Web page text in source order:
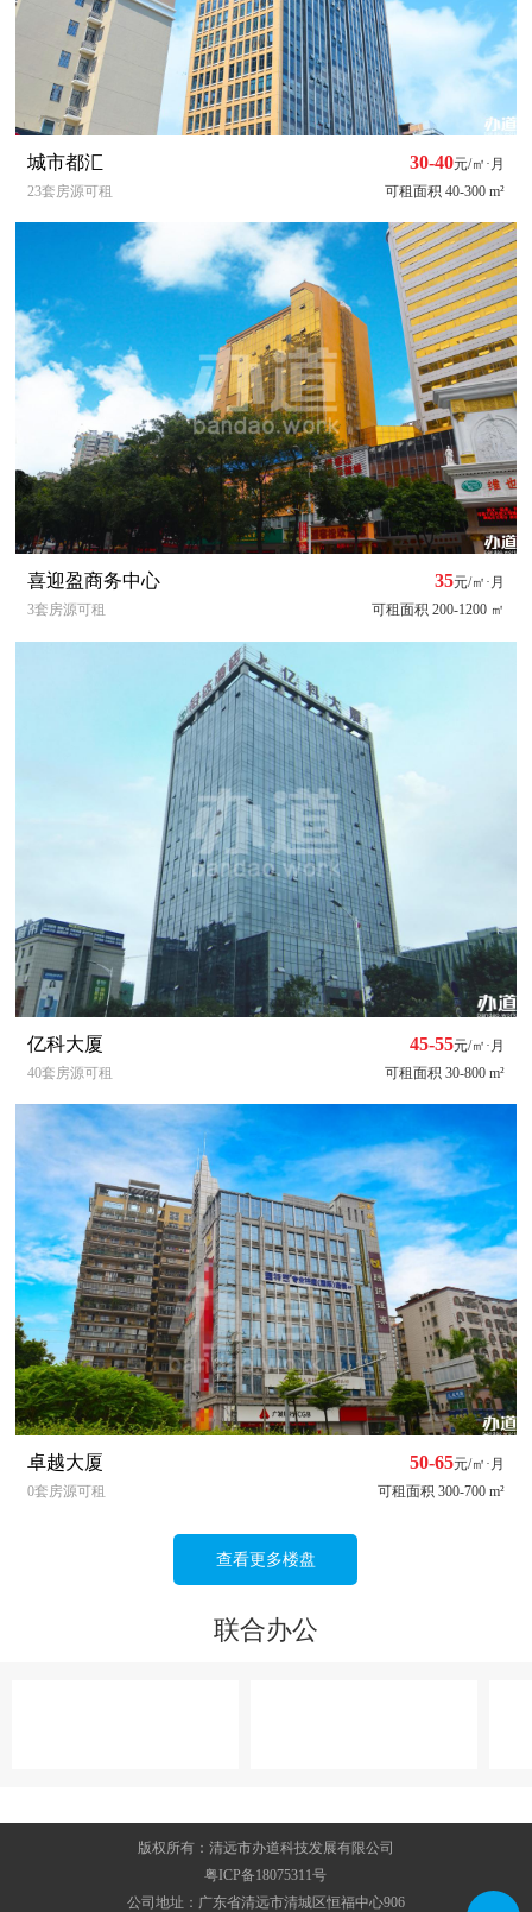
30-40元/㎡·月
城市都汇
可租面积 40-300 m²
23套房源可租
35元/㎡·月
喜迎盈商务中心
可租面积 200-1200 ㎡
3套房源可租
45-55元/㎡·月
亿科大厦
可租面积 30-800 m²
40套房源可租
50-65元/㎡·月
卓越大厦
可租面积 300-700 m²
0套房源可租
查看更多楼盘
联合办公
版权所有：清远市办道科技发展有限公司
粤ICP备18075311号
公司地址：广东省清远市清城区恒福中心906